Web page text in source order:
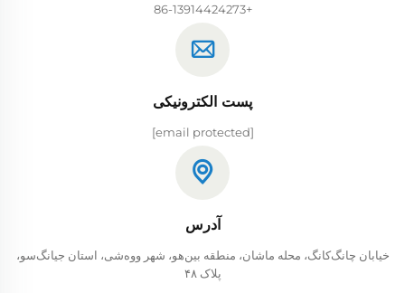
+86-13914424273
پست الکترونیکی
[email protected]
آدرس
خیابان چانگ‌کانگ، محله ما‌شان، منطقه بین‌هو، شهر ووه‌شی، استان جیانگ‌سو،
پلاک ۴۸